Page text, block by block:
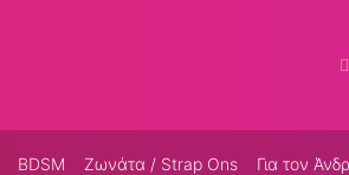
BDSM Ζωνάτα / Strap Ons Για τον